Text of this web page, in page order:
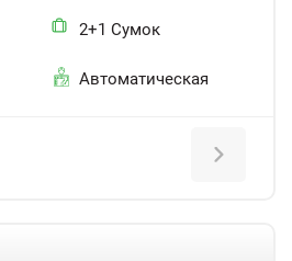
2+1 Сумок
Автоматическая